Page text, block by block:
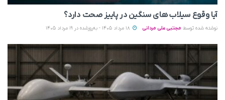
آیا وقوع سیلاب های سنگین در پاییز صحت دارد؟
نوشته شده توسط مجتبی علی مردانی